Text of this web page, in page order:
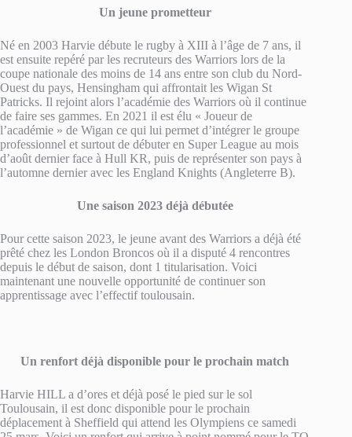
Un jeune prometteur
Né en 2003 Harvie débute le rugby à XIII à l’âge de 7 ans, il
est ensuite repéré par les recruteurs des Warriors lors de la
coupe nationale des moins de 14 ans entre son club du Nord-
Ouest du pays, Hensingham qui affrontait les Wigan St
Patricks. Il rejoint alors l’académie des Warriors où il continue
de faire ses gammes. En 2021 il est élu « Joueur de
l’académie » de Wigan ce qui lui permet d’intégrer le groupe
professionnel et surtout de débuter en Super League au mois
d’août dernier face à Hull KR, puis de représenter son pays à
l’automne dernier avec les England Knights (Angleterre B).
Une saison 2023 déjà débutée
Pour cette saison 2023, le jeune avant des Warriors a déjà été
prêté chez les London Broncos où il a disputé 4 rencontres
depuis le début de saison, dont 1 titularisation. Voici
maintenant une nouvelle opportunité de continuer son
apprentissage avec l’effectif toulousain.
Un renfort déjà disponible pour le prochain match
Harvie HILL a d’ores et déjà posé le pied sur le sol
Toulousain, il est donc disponible pour le prochain
déplacement à Sheffield qui attend les Olympiens ce samedi